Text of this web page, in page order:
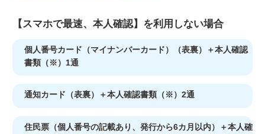
【スマホで最速、本人確認】を利用しない場合
個人番号カード（マイナンバーカード）（表裏）＋本人確認
書類（※）1通
通知カード（表裏）＋本人確認書類（※）2通
住民票（個人番号の記載あり、発行から6カ月以内）＋本人確